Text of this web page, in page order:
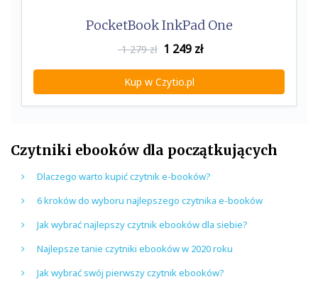
PocketBook InkPad One
1 279 zł 1 249zł
Kup w Czytio.pl
Czytniki ebooków dla początkujących
Dlaczego warto kupić czytnik e-booków?
6 kroków do wyboru najlepszego czytnika e-booków
Jak wybrać najlepszy czytnik ebooków dla siebie?
Najlepsze tanie czytniki ebooków w 2020 roku
Jak wybrać swój pierwszy czytnik ebooków?